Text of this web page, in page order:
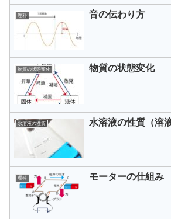
理科 音の伝わり方
物質の状態変化 物質の状態変化
水溶液の性質 水溶液の性質（溶
理科 モーターの仕組み